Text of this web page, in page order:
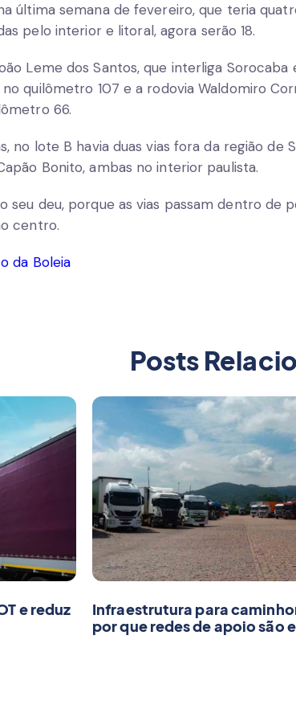
última semana de fevereiro, que teria
pelo interior e litoral, agora serão 18.
Leme dos Santos, que interliga
quilômetro 107 e a rodovia Waldomiro
66.
no lote B havia duas vias fora da região de
Bonito, ambas no interior paulista.
seu deu, porque as vias passam dentro de
centro.
da Boleia
Posts
e reduz
Infraestrutura para
por que redes de apoio são